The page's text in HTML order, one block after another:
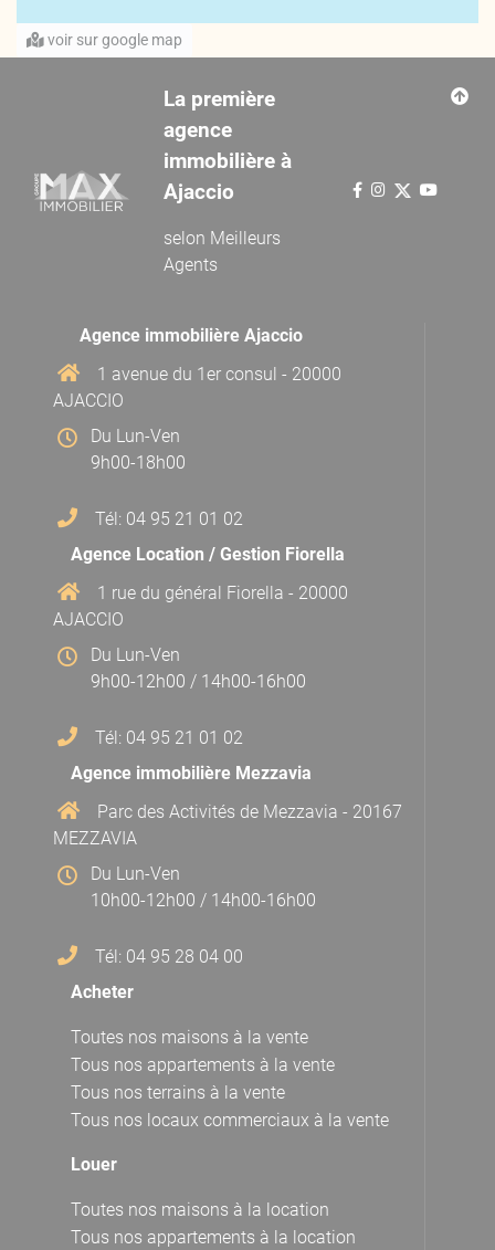
voir sur google map
La première
agence
immobilière à
Ajaccio
selon Meilleurs
Agents
Agence immobilière Ajaccio
1 avenue du 1er consul - 20000
AJACCIO
Du Lun-Ven
9h00-18h00
Tél: 04 95 21 01 02
Agence Location / Gestion Fiorella
1 rue du général Fiorella - 20000
AJACCIO
Du Lun-Ven
9h00-12h00 / 14h00-16h00
Tél: 04 95 21 01 02
Agence immobilière Mezzavia
Parc des Activités de Mezzavia - 20167
MEZZAVIA
Du Lun-Ven
10h00-12h00 / 14h00-16h00
Tél: 04 95 28 04 00
Acheter
Toutes nos maisons à la vente
Tous nos appartements à la vente
Tous nos terrains à la vente
Tous nos locaux commerciaux à la vente
Louer
Toutes nos maisons à la location
Tous nos appartements à la location